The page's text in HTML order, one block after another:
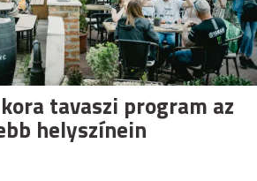
tavaszi program az
helyszínein